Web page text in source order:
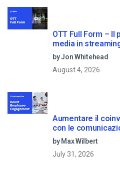
OTT Full Form –
media in
by Jon Whitehead
August 4, 2026
Aumentare il
con le
streaming
by Max Wilbert
July 31, 2026